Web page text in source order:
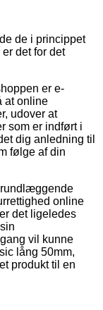
de i princippet
det for det
er e-
at online
udover at
som er indført i
dig anledning til
følge af din
online
det ligeledes
vil kunne
lång 50mm,
produkt til en